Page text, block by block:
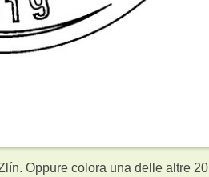
Oppure colora una delle altre 20